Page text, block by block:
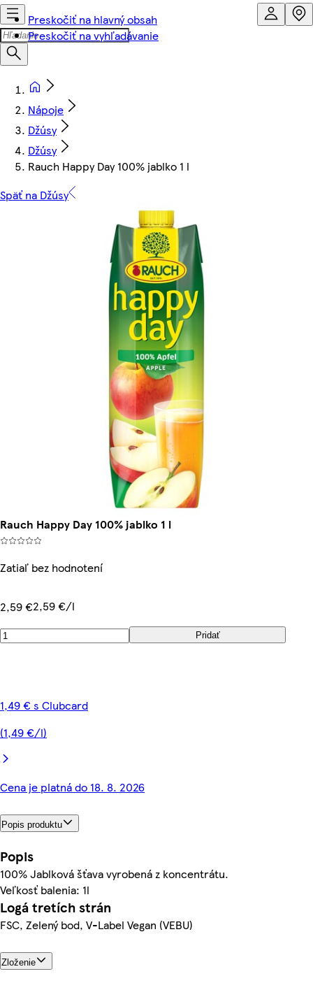
Preskočiť na hlavný obsah
Preskočiť na vyhľadávanie
Nápoje
Džúsy
Džúsy
Rauch Happy Day 100% jablko 1 l
Späť na Džúsy
Rauch Happy Day 100% jablko 1 l
Zatiaľ bez hodnotení
2,59 €2,59 €/l
Pridať
1,49 € s Clubcard
(1,49 €/l)
Cena je platná do 18. 8. 2026
Popis produktu
Popis
100% Jablková šťava vyrobená z koncentrátu.
Veľkosť balenia: 1l
Logá tretích strán
FSC, Zelený bod, V-Label Vegan (VEBU)
Zloženie